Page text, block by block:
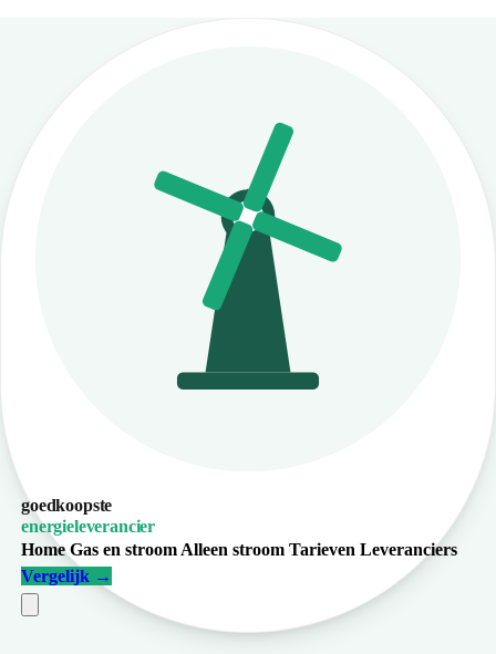
goedkoopste
energieleverancier
HomeGas en stroom Alleen stroom Tarieven Leveranciers
Vergelijk →